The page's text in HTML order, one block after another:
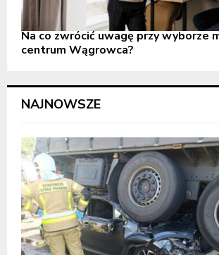
Na co zwrócić uwagę przy wyborze
centrum Wągrowca?
NAJNOWSZE